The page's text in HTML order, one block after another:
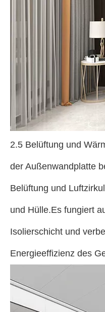
2.5 Belüftung und
der Außenwandplatte
Belüftung und
und Hülle.Es fungiert
Isolierschicht und
Energieeffizienz des